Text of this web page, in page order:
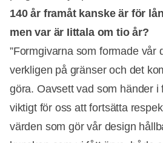
140 år framåt kanske är för
men var är Iittala om tio år?
”Formgivarna som formade vår
verkligen på gränser och det
göra. Oavsett vad som händer i
viktigt för oss att fortsätta
värden som gör vår design